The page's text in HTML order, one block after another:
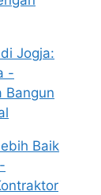
Jogja:
-
Bangun
Baik